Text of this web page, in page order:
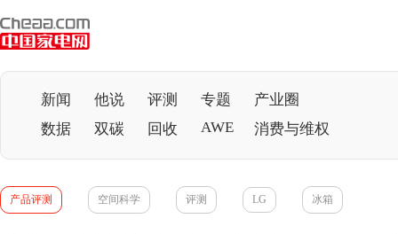
新闻 他说 评测 专题
产业圈
数据
双碳 回收 AWE 消费与维权
产品评测 空间科学 评测 LG 冰箱